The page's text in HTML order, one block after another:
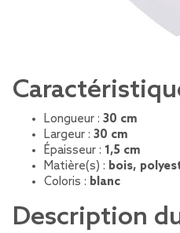
Longueur : 30 cm
Largeur : 30 cm
Épaisseur : 1,5 cm
Matière(s) : bois,
Coloris : blanc
Description